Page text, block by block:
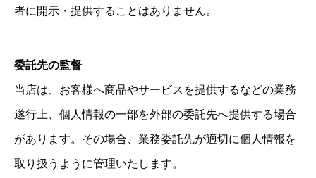
者に開示・提供することはありません。
委託先の監督
当店は、お客様へ商品やサービスを提供するなどの業務
遂行上、個人情報の一部を外部の委託先へ提供する場合
があります。その場合、業務委託先が適切に個人情報を
取り扱うように管理いたします。